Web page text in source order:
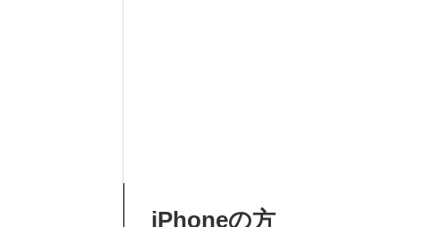
iPhoneの方